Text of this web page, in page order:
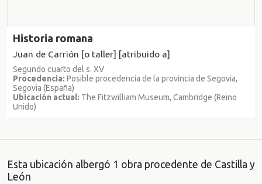
Historia romana
Juan de Carrión [o taller] [atribuido a]
Segundo cuarto del s. XV
Procedencia: Posible procedencia de la provincia de Segovia,
Segovia (España)
Ubicación actual: The Fitzwilliam Museum, Cambridge (Reino
Unido)
Esta ubicación albergó 1 obra procedente de Castilla y
León